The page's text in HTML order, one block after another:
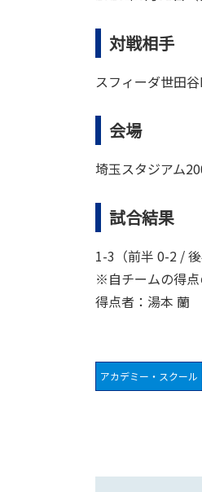
対戦相手
スフィーダ世田
会場
埼玉スタジアム
試合結果
1-3（前半 0-2 / 後
※自チームの得
得点者：湯本 蘭
アカデミー・スクール